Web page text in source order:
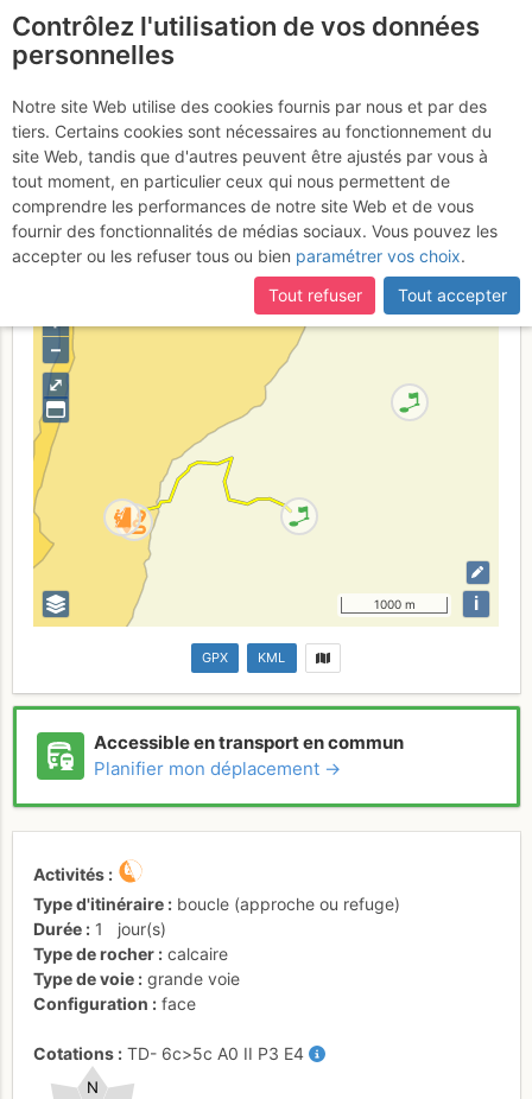
Crête de l'Alpette -
Paroi de Bellefont : Éperon
des Pins - sortie Paraboule
Chartreuse
⤢
+
–
1000 m i
GPX KML
Accessible en transport en commun
Planifier mon déplacement →
Activités
Type d'itinéraire
boucle (approche ou refuge)
Durée
1
jour(s)
Type de rocher
calcaire
Type de voie
grande voie
Configuration
face
Cotations TD- 6c>5c A0 II P3 E4
N
Contrôlez l'utilisation de vos données
personnelles
Notre site Web utilise des cookies fournis par nous et par des
tiers. Certains cookies sont nécessaires au fonctionnement du
site Web, tandis que d'autres peuvent être ajustés par vous à
tout moment, en particulier ceux qui nous permettent de
comprendre les performances de notre site Web et de vous
fournir des fonctionnalités de médias sociaux. Vous pouvez les
accepter ou les refuser tous ou bien paramétrer vos choix.
Tout refuser
Tout accepter